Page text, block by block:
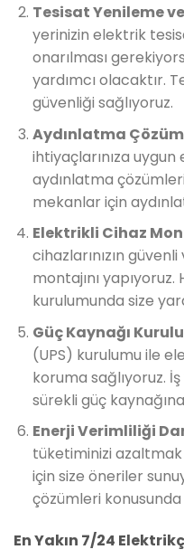
Tesisat Yenileme
yerinizin elektrik
onarılması
yardımcı olacaktır.
güvenliği sağlıyoruz.
Aydınlatma
ihtiyaçlarınıza
aydınlatma
mekanlar için
Elektrikli Cihaz
cihazlarınızın
montajını
kurulumunda size
Güç Kaynağı
(UPS) kurulumu ile
koruma sağlıyoruz.
sürekli güç
Enerji Verimliliği
tüketiminizi
için size öneriler
çözümleri
En Yakın 7/24